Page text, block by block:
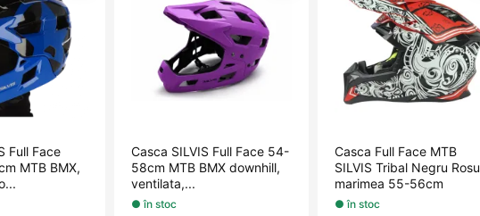
Full Face
MTB BMX,
Casca SILVIS Full Face 54-
58cm MTB BMX downhill,
ventilata,...
● în stoc
Casca Full Face MTB
SILVIS Tribal Negru Rosu
marimea 55-56cm
● în stoc